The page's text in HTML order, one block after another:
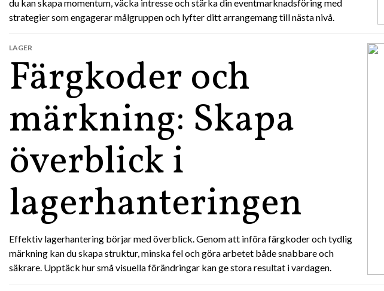
du kan skapa momentum, väcka intresse och stärka din eventmarknadsföring med
strategier som engagerar målgruppen och lyfter ditt arrangemang till nästa nivå.
Färgkoder och
märkning: Skapa
överblick i
lagerhanteringen
LAGER
Effektiv lagerhantering börjar med överblick. Genom att införa färgkoder och tydlig
märkning kan du skapa struktur, minska fel och göra arbetet både snabbare och
säkrare. Upptäck hur små visuella förändringar kan ge stora resultat i vardagen.